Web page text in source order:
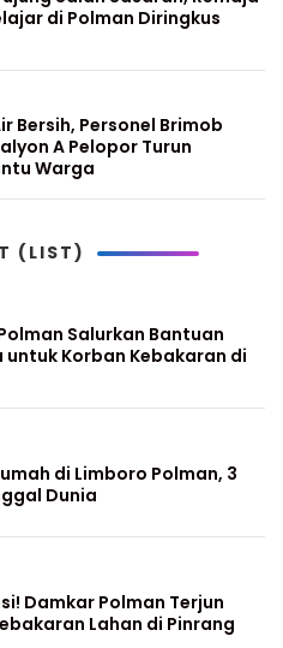
di Polman Diringkus
Bersih, Personel Brimob
A Pelopor Turun
Warga
(LIST)
Polman Salurkan Bantuan
untuk Korban Kebakaran di
di Limboro Polman, 3
Dunia
Damkar Polman Terjun
Lahan di Pinrang